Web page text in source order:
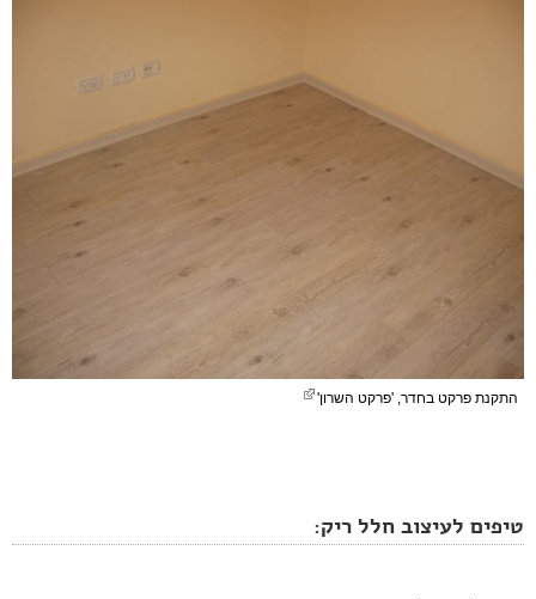
התקנת פרקט בחדר, 'פרקט השרון'
טיפים לעיצוב חלל ריק: